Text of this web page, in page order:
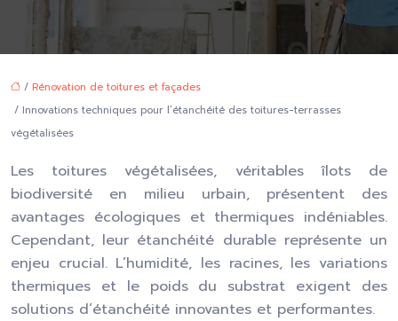
/ Rénovation de toitures et façades
/ Innovations techniques pour l’étanchéité des toitures-terrasses
végétalisées
Les toitures végétalisées, véritables îlots de
biodiversité en milieu urbain, présentent des
avantages écologiques et thermiques indéniables.
Cependant, leur étanchéité durable représente un
enjeu crucial. L’humidité, les racines, les variations
thermiques et le poids du substrat exigent des
solutions d’étanchéité innovantes et performantes.